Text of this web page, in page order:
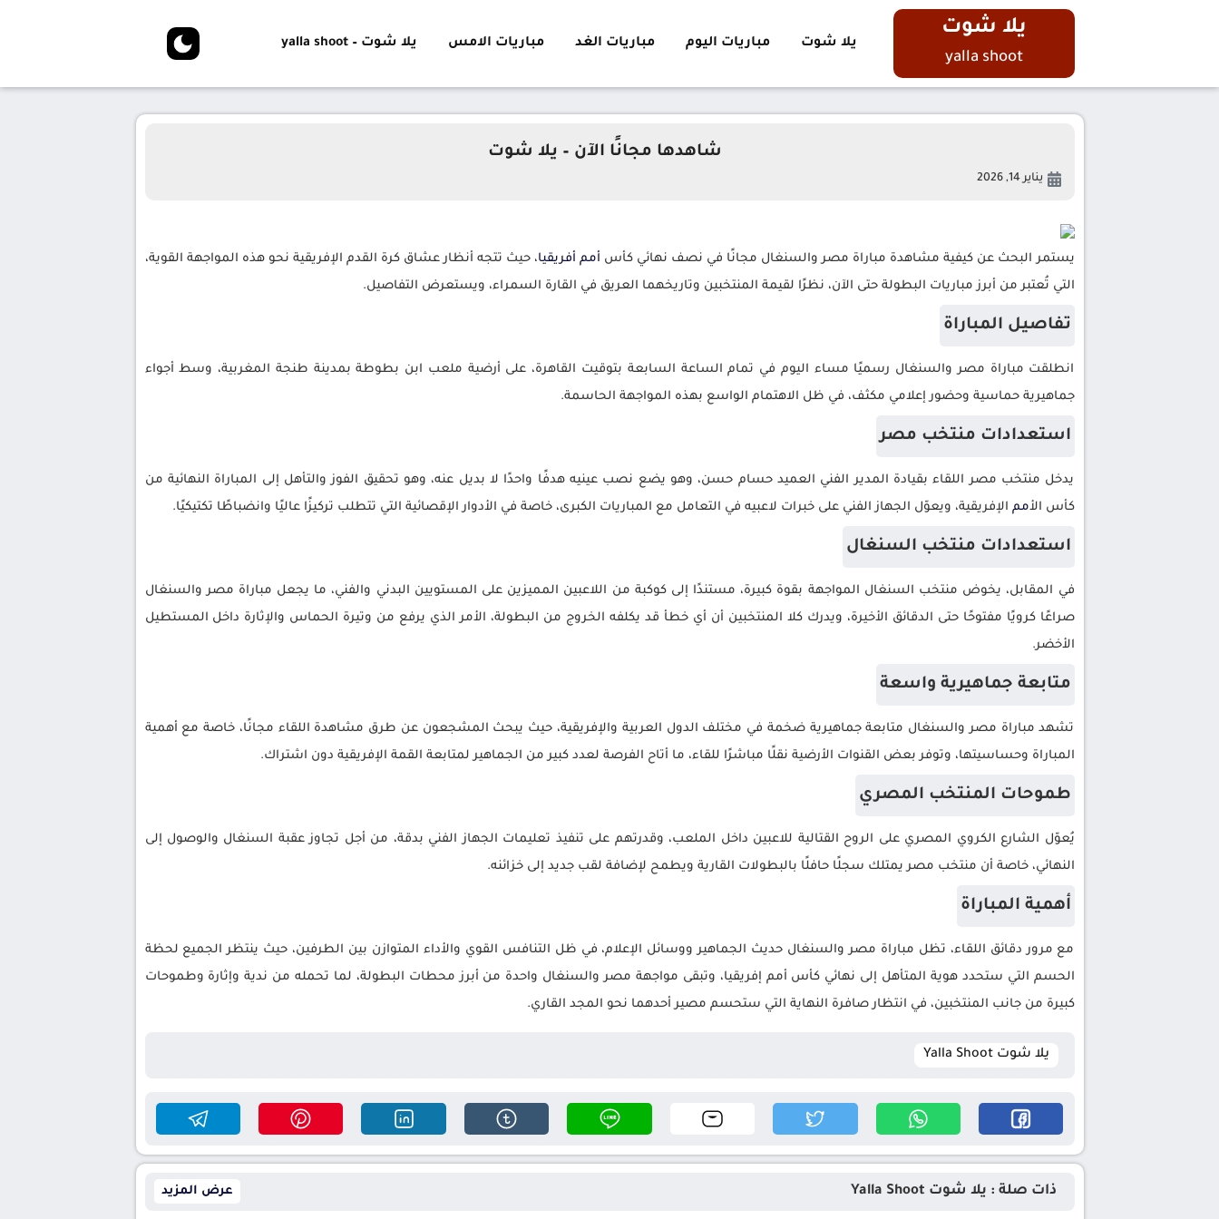
يلا شوت
yalla shoot
يلا شوت مباريات اليوم مباريات الغد مباريات الامس يلا شوت – yalla shoot
شاهدها مجانًا الآن – يلا شوت
يناير 14, 2026
يستمر البحث عن كيفية مشاهدة مباراة مصر والسنغال مجانًا في نصف نهائي كأس أمم أفريقيا، حيث تتجه أنظار عشاق كرة القدم الإفريقية نحو هذه المواجهة القوية،
التي تُعتبر من أبرز مباريات البطولة حتى الآن، نظرًا لقيمة المنتخبين وتاريخهما العريق في القارة السمراء، ويستعرض التفاصيل.
تفاصيل المباراة
انطلقت مباراة مصر والسنغال رسميًا مساء اليوم في تمام الساعة السابعة بتوقيت القاهرة، على أرضية ملعب ابن بطوطة بمدينة طنجة المغربية، وسط أجواء
جماهيرية حماسية وحضور إعلامي مكثف، في ظل الاهتمام الواسع بهذه المواجهة الحاسمة.
استعدادات منتخب مصر
يدخل منتخب مصر اللقاء بقيادة المدير الفني العميد حسام حسن، وهو يضع نصب عينيه هدفًا واحدًا لا بديل عنه، وهو تحقيق الفوز والتأهل إلى المباراة النهائية من
كأس الأمم الإفريقية، ويعوّل الجهاز الفني على خبرات لاعبيه في التعامل مع المباريات الكبرى، خاصة في الأدوار الإقصائية التي تتطلب تركيزًا عاليًا وانضباطًا تكتيكيًا.
استعدادات منتخب السنغال
في المقابل، يخوض منتخب السنغال المواجهة بقوة كبيرة، مستندًا إلى كوكبة من اللاعبين المميزين على المستويين البدني والفني، ما يجعل مباراة مصر والسنغال
صراعًا كرويًا مفتوحًا حتى الدقائق الأخيرة، ويدرك كلا المنتخبين أن أي خطأ قد يكلفه الخروج من البطولة، الأمر الذي يرفع من وتيرة الحماس والإثارة داخل المستطيل
الأخضر.
متابعة جماهيرية واسعة
تشهد مباراة مصر والسنغال متابعة جماهيرية ضخمة في مختلف الدول العربية والإفريقية، حيث يبحث المشجعون عن طرق مشاهدة اللقاء مجانًا، خاصة مع أهمية
المباراة وحساسيتها، وتوفر بعض القنوات الأرضية نقلًا مباشرًا للقاء، ما أتاح الفرصة لعدد كبير من الجماهير لمتابعة القمة الإفريقية دون اشتراك.
طموحات المنتخب المصري
يُعوّل الشارع الكروي المصري على الروح القتالية للاعبين داخل الملعب، وقدرتهم على تنفيذ تعليمات الجهاز الفني بدقة، من أجل تجاوز عقبة السنغال والوصول إلى
النهائي، خاصة أن منتخب مصر يمتلك سجلًا حافلًا بالبطولات القارية ويطمح لإضافة لقب جديد إلى خزائنه.
أهمية المباراة
مع مرور دقائق اللقاء، تظل مباراة مصر والسنغال حديث الجماهير ووسائل الإعلام، في ظل التنافس القوي والأداء المتوازن بين الطرفين، حيث ينتظر الجميع لحظة
الحسم التي ستحدد هوية المتأهل إلى نهائي كأس أمم إفريقيا، وتبقى مواجهة مصر والسنغال واحدة من أبرز محطات البطولة، لما تحمله من ندية وإثارة وطموحات
كبيرة من جانب المنتخبين، في انتظار صافرة النهاية التي ستحسم مصير أحدهما نحو المجد القاري.
يلا شوت Yalla Shoot
ذات صلة : يلا شوت Yalla Shoot عرض المزيد